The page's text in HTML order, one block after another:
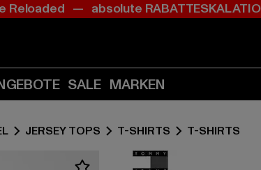
Zum
(Enter
drücken)
Zum
(Enter
drücken)
Reloaded — absolute
SALE MARKEN
JERSEY TOPS T-SHIRTS T-SHIRTS